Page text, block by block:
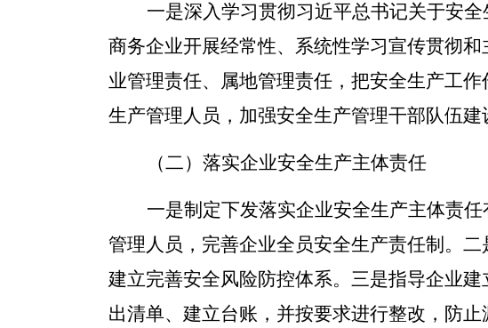
一是深入学习贯彻习近平总书记关于安
商务企业开展经常性、系统性学习宣传贯彻和
业管理责任、属地管理责任，把安全生产工作
生产管理人员，加强安全生产管理干部队伍建
（二）落实企业安全生产主体责任
一是制定下发落实企业安全生产主体责
管理人员，完善企业全员安全生产责任制。 二
建立完善安全风险防控体系。 三是指导企业建
出清单、建立台账，并按要求进行整改，防止